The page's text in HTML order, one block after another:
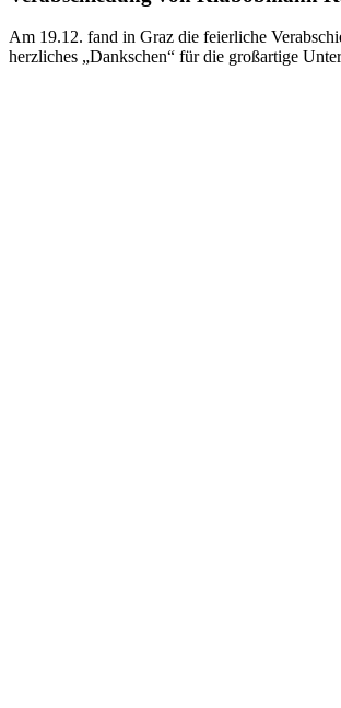
Am 19.12. fand in Graz die feierliche
herzliches „Dankschen“ für die großartige